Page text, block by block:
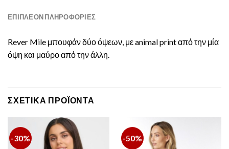
ΕΠΙΠΛΈΟΝ ΠΛΗΡΟΦΟΡΊΕΣ
Rever Mile μπουφάν δύο όψεων, με animal print από την μία
όψη και μαύρο από την άλλη.
ΣΧΕΤΙΚΆ ΠΡΟΪΌΝΤΑ
-30% -50%